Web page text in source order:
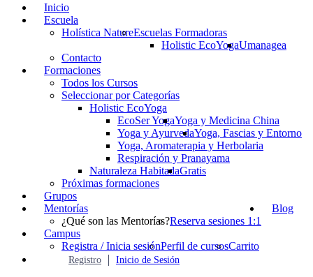
Inicio
Escuela
Holística NatureEscuelas Formadoras
Holistic EcoYogaUmanagea
Contacto
Formaciones
Todos los Cursos
Seleccionar por Categorías
Holistic EcoYoga
EcoSer YogaYoga y Medicina China
Yoga y AyurvedaYoga, Fascias y Entorno
Yoga, Aromaterapia y Herbolaria
Respiración y Pranayama
Naturaleza HabitadaGratis
Próximas formaciones
Grupos
Mentorías
¿Qué son las Mentorías?Reserva sesiones 1:1
Blog
Campus
Registra / Inicia sesiónPerfil de cursosCarrito
Registro Inicio de Sesión